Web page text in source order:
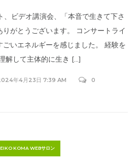
、ビデオ講演会、「本音で生きて下さ
がとうございます。 コンサートライ
いエネルギーを感じました。 経験を
解して主体的に生き […]
年4月23日 7:39 AM 0
KOMA WEBサロン